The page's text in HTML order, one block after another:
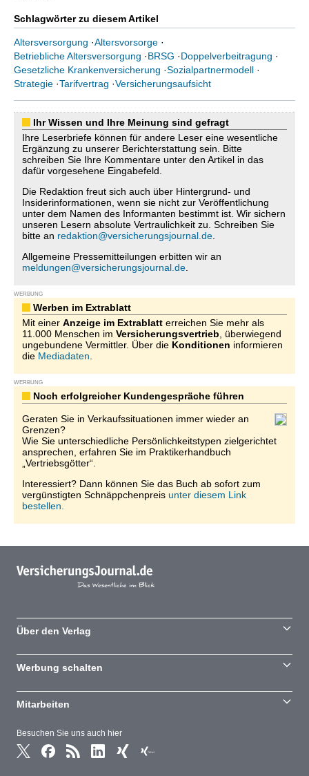
Schlagwörter zu diesem Artikel
Altersversorgung ·Altersvorsorge ·
Betriebliche Altersversorgung ·BRSG ·Doppelverbeitragung ·
Gesetzliche Krankenversicherung ·Sozialpartnermodell ·
Strategie ·Tarifvertrag ·Versicherungsaufsicht
Ihr Wissen und Ihre Meinung sind gefragt
Ihre Leserbriefe können für andere Leser eine wesentliche
Ergänzung zu unserer Berichterstattung sein. Bitte
schreiben Sie Ihre Kommentare unter den Artikel in das
dafür vorgesehene Eingabefeld.
Die Redaktion freut sich auch über Hintergrund- und
Insiderinformationen, wenn sie nicht zur Veröffentlichung
unter dem Namen des Informanten bestimmt ist. Wir sichern
unseren Lesern absolute Vertraulichkeit zu. Schreiben Sie
bitte an redaktion@versicherungsjournal.de
Allgemeine Pressemitteilungen erbitten wir an
meldungen@versicherungsjournal.de
WERBUNG
Werben im Extrablatt
Mit einer Anzeige im Extrablatt erreichen Sie mehr als
11.000 Menschen im Versicherungsvertrieb , überwiegend
ungebundene Vermittler. Über die Konditionen informieren
die Mediadaten
WERBUNG
Noch erfolgreicher Kundengespräche führen
Geraten Sie in Verkaufssituationen immer wieder an
Grenzen?
Wie Sie unterschiedliche Persönlichkeitstypen zielgerichtet
ansprechen, erfahren Sie im Praktikerhandbuch
„Vertriebsgötter“.
Interessiert? Dann können Sie das Buch ab sofort zum
vergünstigten Schnäppchenpreis unter diesem Link
bestellen.
Besuchen Sie uns auch hier
Über den Verlag
Werbung schalten
Mitarbeiten